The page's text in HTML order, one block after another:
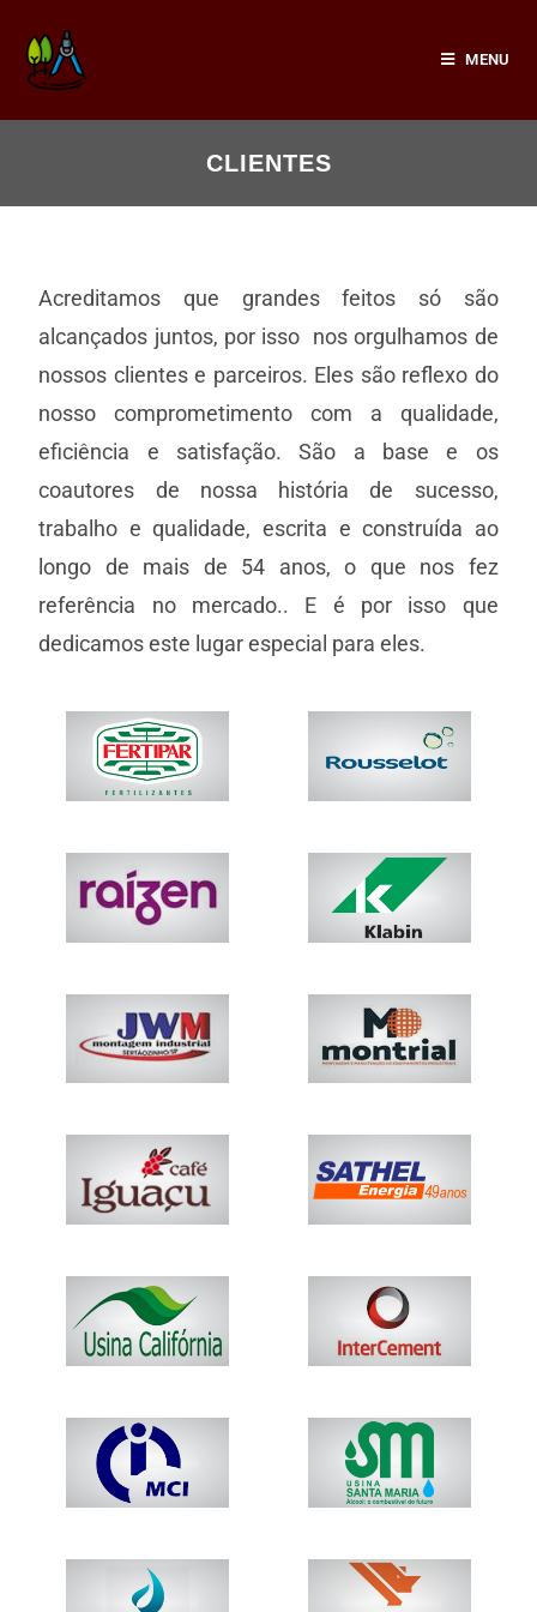
MENU
CLIENTES
Acreditamos que grandes feitos só são
alcançados juntos, por isso nos orgulhamos de
nossos clientes e parceiros. Eles são reflexo do
nosso comprometimento com a qualidade,
eficiência e satisfação. São a base e os
coautores de nossa história de sucesso,
trabalho e qualidade, escrita e construída ao
longo de mais de 54 anos, o que nos fez
referência no mercado.. E é por isso que
dedicamos este lugar especial para eles.